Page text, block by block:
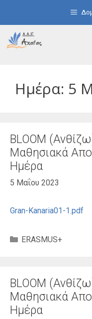
Ημέρα: 5
BLOOM
Μαθησιακά
Ημέρα
5 Μαΐου 2023
Gran-Kanaria01-1.pdf
Κατηγορίες
ERASMUS+
BLOOM
Μαθησιακά
Ημέρα